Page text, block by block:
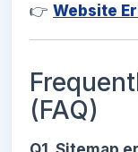
👉 Website
(FAQ)